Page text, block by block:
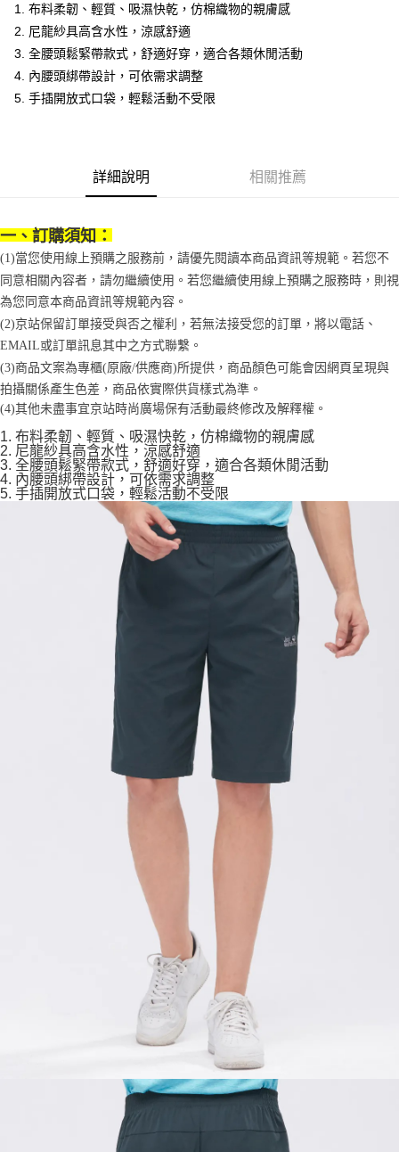
2.付款方式選擇「大哥付你分期」，訂單成立後會自動跳轉到大哥付的交易
流程，驗證手機門號後，選擇欲分期的期數、繳款截止日，確認付款後即完
成交易。
3.實際核准額度、可分期數及費用金額請依後續交易確認頁面所載為準。
4.訂單成立30分鐘內，如未前往確認交易或遇審核未通過，訂單將自動取
消。如遇「轉專審核」未通過狀況，表示未達大哥付你分期系統評分，恕無
法說明評估內容。
2.透過簡訊連結打開帳單後，可選擇「超商條碼／台灣大直營門市／銀行轉
帳／街口支付／iPASS MONEY」等通路繳費。
1.本服務係由「台灣大哥大股份有限公司」（以下簡稱本公司）所提供，讓
用戶於交易時，得透過本服務購買商品或服務，並由商店將買賣／分期付款
買賣價金債權讓與本公司後，依約使用本公司帳單繳交帳款。
2.基於同意付款使用「大哥付你分期」之契約關係目的，商店將以您的個人
資料（包含姓名、電話或地址）提供予台灣大哥大進項蒐集、處理及利用，
3.完整用戶服務條款，請詳閱以下連結：https://oppay.tw/userRule
相關說明
【關於「AFTEE先享後付」】
AFTEE先享後付是「在收到商品之後才付款」的支付方式。 讓您購物簡單
１．簡單：不需註冊會員、不需綁卡、不需儲值。
２．便利：只要手機號碼，簡訊認證，即可結帳。
結帳頁面，進行簡訊認證並確認金額後，即可完成結帳。
２．訂單成立數日內，您將收到繳費通知簡訊。
ATM／網路銀行／等多元方式進行付款，方視為交易完成。
※ 請注意：結帳手續完成當下不需立刻繳費，但若您需要取消訂單，請聯絡
購買商品的店家。未經商家同意取消之訂單仍視為有效，需透過AFTEE先享
後付繳納相關費用。
※ 交易是否成功請以「AFTEE先享後付 」之結帳頁面顯示為準，若有關於
是否繳費成功／繳費後需取消欲退款等相關疑問，請聯繫「AFTEE先享後付
客戶支援中心」https://netprotections.freshdesk.com/support/home
【注意事項】
１．透過由恩沛科技股份有限公司提供之「AFTEE先享後付」服務完成之交
易，需依本服務之必要範圍內提供個人資料，並將交易相關給付款項請求債
權轉讓予恩沛科技股份有限公司。
２．關於個人資料處理事宜，請瀏覽以下網址：
https://aftee.tw/terms/#terms3
３．未成年的使用者請事先徵得法定代理人或監護人之同意方可使用
「AFTEE先享後付」，若未經同意申辦者引起之損失，本公司不負相關責
任。
４．使用「AFTEE先享後付」時，將依據個別帳號之用戶狀況，依本公司即
時審查核予不同之上限額度；若仍有額度不足之情形，本公司將視審查結果
請求用戶進行身份認證。
５．嚴禁一人註冊多個帳號或使用他人資訊註冊。若發現惡意使用之情形，
恩沛科技股份有限公司將有權停止該用戶之使用額度並採取法律行動。
ATM付款
運送方式
付款後7-11取貨
每筆NT$70，滿NT$899(含以上)免運費
宅配
每筆NT$100，滿NT$1,000(含以上)免運費
京站台北店客服中心(1F星巴克旁) 即日起不提供京站紙袋，取件時
請自備購物袋，若需購買紙袋可現場詢問
免運費
1. 布料柔韌、輕質、吸濕快乾，仿棉織物的親膚感
2. 尼龍紗具高含水性，涼感舒適
3. 全腰頭鬆緊帶款式，舒適好穿，適合各類休閒活動
4. 內腰頭綁帶設計，可依需求調整
5. 手插開放式口袋，輕鬆活動不受限
詳細說明 相關推薦
一、訂購須知：
(1)當您使用線上預購之服務前，請優先閱讀本商品資訊等規範。若您不
同意相關內容者，請勿繼續使用。若您繼續使用線上預購之服務時，則視
為您同意本商品資訊等規範內容。
(2)京站保留訂單接受與否之權利，若無法接受您的訂單，將以電話、
EMAIL或訂單訊息其中之方式聯繫。
(3)商品文案為專櫃(原廠/供應商)所提供，商品顏色可能會因網頁呈現與
拍攝關係產生色差，商品依實際供貨樣式為準。
(4)其他未盡事宜京站時尚廣場保有活動最終修改及解釋權。
1. 布料柔韌、輕質、吸濕快乾，仿棉織物的親膚感
2. 尼龍紗具高含水性，涼感舒適
3. 全腰頭鬆緊帶款式，舒適好穿，適合各類休閒活動
4. 內腰頭綁帶設計，可依需求調整
5. 手插開放式口袋，輕鬆活動不受限